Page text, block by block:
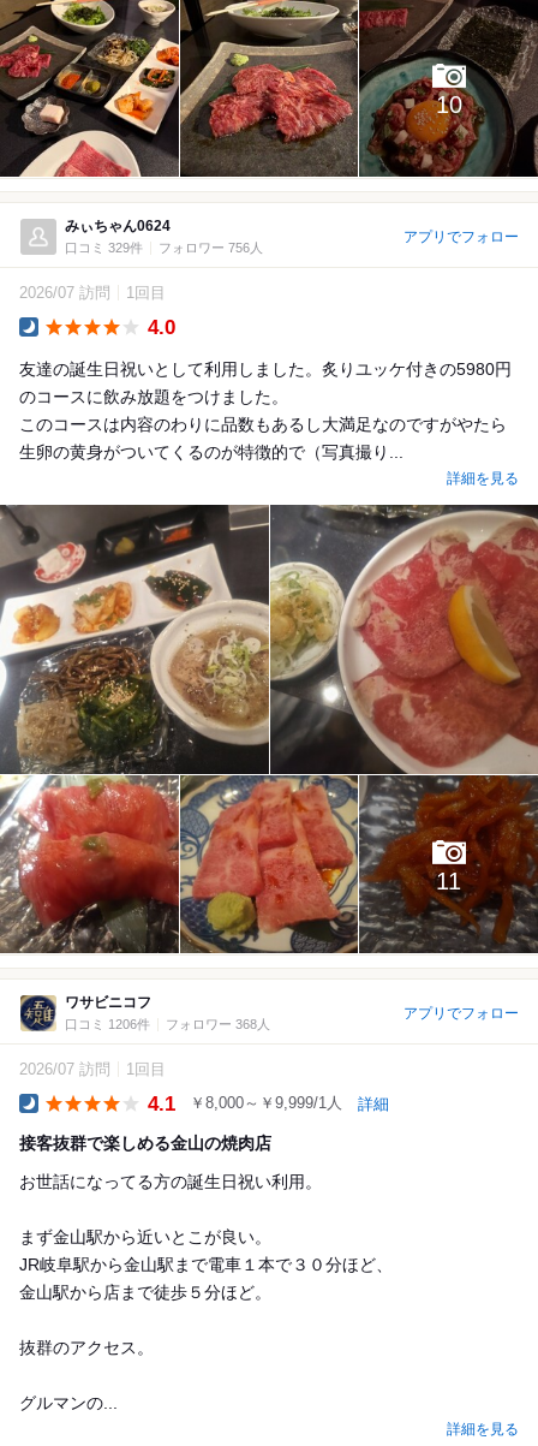
10
みぃちゃん0624
口コミ 329件 フォロワー 756人
アプリでフォロー
2026/07 訪問 1回目
4.0
友達の誕生日祝いとして利用しました。炙りユッケ付きの5980円
のコースに飲み放題をつけました。
このコースは内容のわりに品数もあるし大満足なのですがやたら
生卵の黄身がついてくるのが特徴的で（写真撮り...
詳細を見る
11
ワサビニコフ
口コミ 1206件 フォロワー 368人
アプリでフォロー
2026/07 訪問 1回目
4.1 ￥8,000～￥9,999/1人 詳細
接客抜群で楽しめる金山の焼肉店
お世話になってる方の誕生日祝い利用。
まず金山駅から近いとこが良い。
JR岐阜駅から金山駅まで電車１本で３０分ほど、
金山駅から店まで徒歩５分ほど。
抜群のアクセス。
グルマンの...
詳細を見る